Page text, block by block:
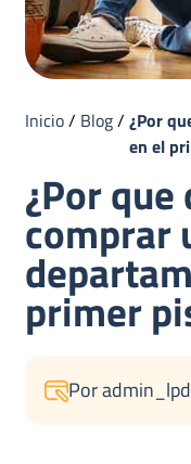
Inicio/ Blog/ ¿Por
en el
¿Por
comprar
primer
Por